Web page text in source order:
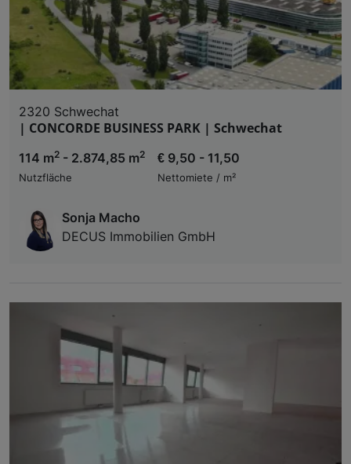
2320 Schwechat
| CONCORDE BUSINESS PARK | Schwechat
114 m2 - 2.874,85 m2
Nutzfläche
€ 9,50 - 11,50
Nettomiete / m²
Sonja Macho
DECUS Immobilien GmbH